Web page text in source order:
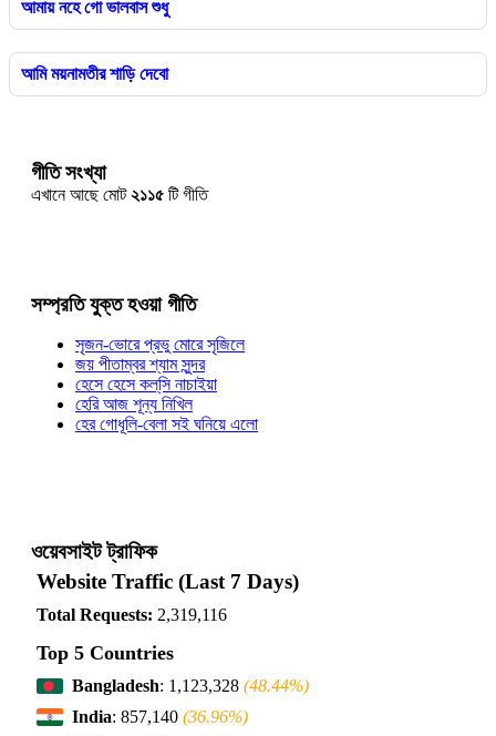
আমায় নহে গো ভালবাস শুধু
আমি ময়নামতীর শাড়ি দেবো
গীতি সংখ্যা
এখানে আছে মোট২১১৫ টি গীতি
সম্প্রতি যুক্ত হওয়া গীতি
সৃজন-ভোরে প্রভু মোরে সৃজিলে
জয় পীতাম্বর শ্যাম সুন্দর
হেসে হেসে কল্‌সি নাচাইয়া
হেরি আজ শূন্য নিখিল
হের গোধূলি-বেলা সই ঘনিয়ে এলো
ওয়েবসাইট ট্রাফিক
Website Traffic (Last 7 Days)
Total Requests: 2,319,116
Top 5 Countries
Bangladesh: 1,123,328 (48.44%)
India: 857,140 (36.96%)